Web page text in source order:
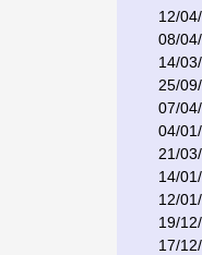
12/
08/
14/
25/
07/
04/
21/
14/
12/
19/
17/